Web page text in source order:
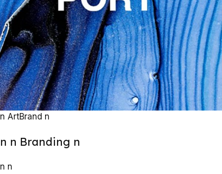
n ArtBrand n
n n Branding n
n n